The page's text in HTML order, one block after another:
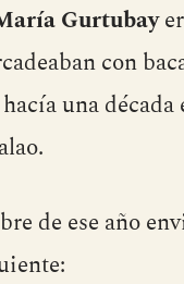
Gurtubay
con
una
de ese año